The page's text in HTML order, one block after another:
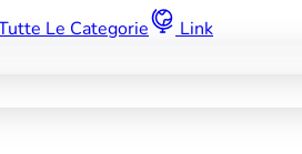
Le Categorie Link